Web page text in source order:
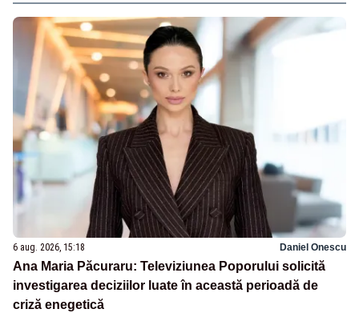
6 aug. 2026, 15:18 Daniel Onescu
Ana Maria Păcuraru: Televiziunea Poporului solicită
investigarea deciziilor luate în această perioadă de
criză enegetică